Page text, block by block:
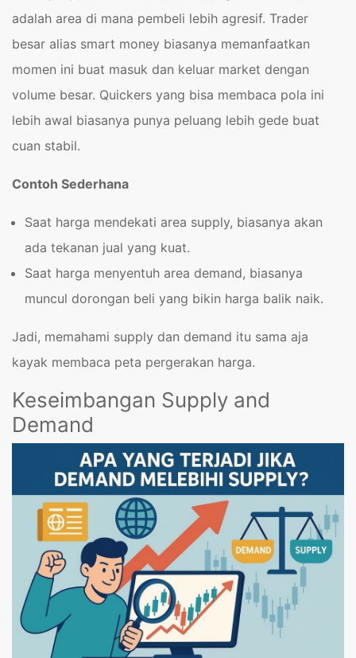
adalah area di mana pembeli lebih agresif. Trader
besar alias smart money biasanya memanfaatkan
momen ini buat masuk dan keluar market dengan
volume besar. Quickers yang bisa membaca pola ini
lebih awal biasanya punya peluang lebih gede buat
cuan stabil.
Contoh Sederhana
Saat harga mendekati area supply, biasanya akan
ada tekanan jual yang kuat.
Saat harga menyentuh area demand, biasanya
muncul dorongan beli yang bikin harga balik naik.
Jadi, memahami supply dan demand itu sama aja
kayak membaca peta pergerakan harga.
Keseimbangan Supply and
Demand